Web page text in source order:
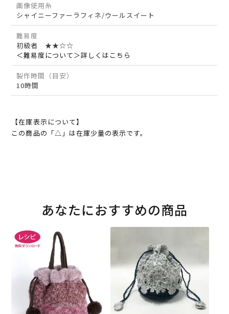
画像使用糸
シャイニーファーラフィネ/ウールスイート
難易度
初級者 ★★☆☆
＜難易度について＞詳しくはこちら
製作時間（目安）
10時間
【在庫表示について】
この商品の「△」は在庫少量の表示です。
あなたにおすすめの商品